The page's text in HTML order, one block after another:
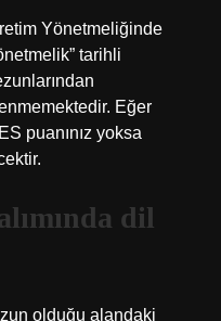
Yönetmeliğinde
tarihli
Eğer
puanınız yoksa
dil
olduğu alandaki